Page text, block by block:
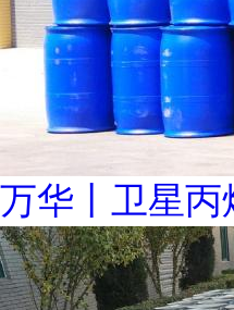
万华丨卫星丙